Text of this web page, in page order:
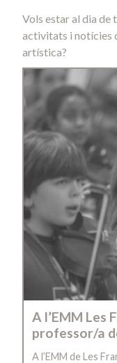
Vols estar al dia de
activitats i notícies
artística?
A l’EMM Les
professor/a
A l’EMM de Les